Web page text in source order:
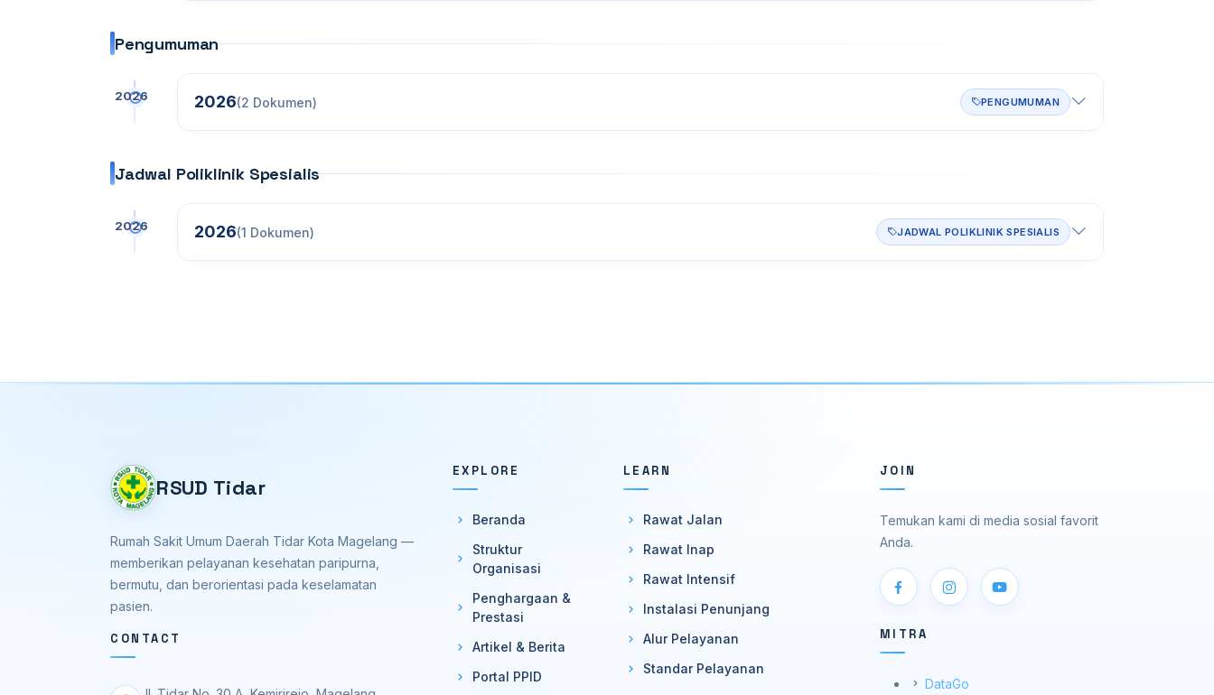
Pengumuman
2026 2026(2 Dokumen) PENGUMUMAN
Jadwal Poliklinik Spesialis
2026 2026(1 Dokumen) JADWAL POLIKLINIK SPESIALIS
RSUD Tidar
Rumah Sakit Umum Daerah Tidar Kota Magelang —
memberikan pelayanan kesehatan paripurna,
bermutu, dan berorientasi pada keselamatan
pasien.
CONTACT
EXPLORE
Beranda
Struktur
Organisasi
Penghargaan &
Prestasi
Artikel & Berita
Portal PPID
LEARN
Rawat Jalan
Rawat Inap
Rawat Intensif
Instalasi Penunjang
Alur Pelayanan
Standar Pelayanan
JOIN
Temukan kami di media sosial favorit
Anda.
MITRA
DataGo